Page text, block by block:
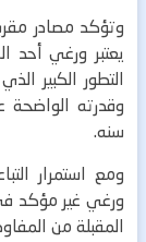
وتؤكد مصادر
يعتبر ورغي أحد
التطور الكبير
وقدرته
سنه.
ومع استمرار
ورغي غير مؤكد
المقبلة من